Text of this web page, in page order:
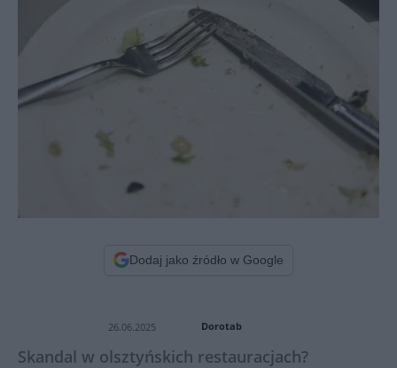
Dodaj jako źródło w Google
26.06.2025 Dorotab
Skandal w olsztyńskich restauracjach?